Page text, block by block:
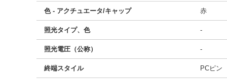
色 - アクチュエータ/キャップ 赤
照光タイプ、色 -
照光電圧（公称） -
終端スタイル PCピン